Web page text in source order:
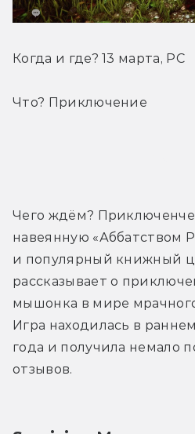
Когда и где? 13 марта, PC
Что? Приключение
Чего ждём?
навеянную «Аббатством
и популярный книжный
рассказывает о
мышонка в мире
Игра находилась в
года и получила немало
отзывов.